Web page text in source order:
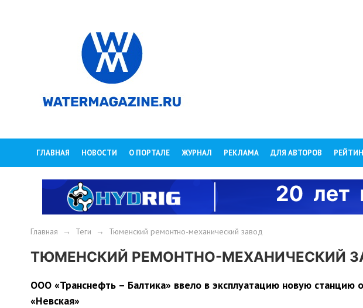
ГЛАВНАЯ НОВОСТИ О ПОРТАЛЕ ЖУРНАЛ РЕКЛАМА ДЛЯ АВТОРОВ
Главная → Теги → Тюменский ремонтно-механический завод
ТЮМЕНСКИЙ РЕМОНТНО-МЕХАНИЧЕСКИЙ
ООО «Транснефть – Балтика» ввело в эксплуатацию новую станцию
«Невская»